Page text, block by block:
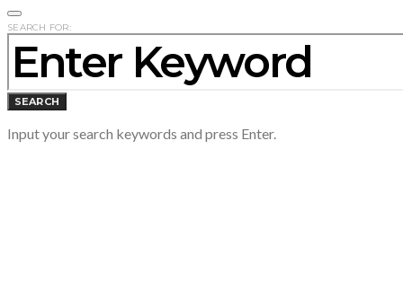
SEARCH FOR:
SEARCH
Input your search keywords and press Enter.